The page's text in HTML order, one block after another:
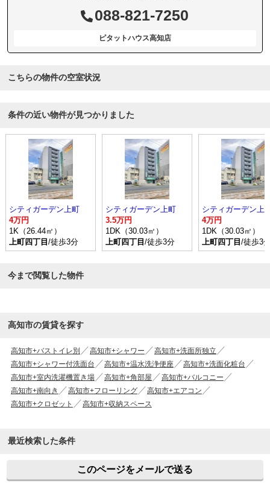
088-821-7250
ピタットハウス高知店
こちらの物件の空室状況
条件の近い物件が見つかりました
シティガーデン上町
4万円
1K（26.44㎡）
上町四丁目 /徒歩3分
シティガーデン上町
3.5万円
1DK（30.03㎡）
上町四丁目 /徒歩3分
シティガーデン上
4万円
1DK（30.03㎡）
上町四丁目 /徒歩3
今まで閲覧した物件
高知市の賃貸を探す
高知市+バストイレ別 高知市+シャワー
高知市+洗面所独立
高知市+シャワー付洗面台
高知市+温水洗浄便座
高知市+洗面化粧台
高知市+室内洗濯機置き場
高知市+角部屋
高知市+バルコニー
高知市+南向き
高知市+フローリング
高知市+エアコン
高知市+クロゼット
高知市+収納スペース
最近検索した条件
このページをメールで送る